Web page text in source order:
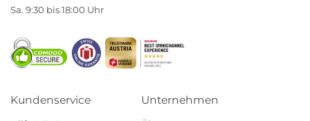
Sa. 9:30 bis 18:00 Uhr
Kundenservice Unternehmen